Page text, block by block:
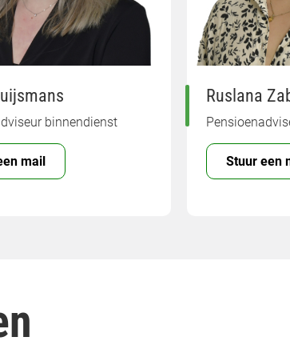
binnendienst
mail
Ruslana
Stuur een